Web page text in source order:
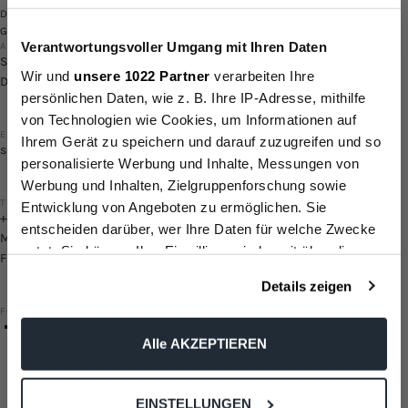
Verantwortungsvoller Umgang mit Ihren Daten
Wir und unsere 1022 Partner verarbeiten Ihre
persönlichen Daten, wie z. B. Ihre IP-Adresse, mithilfe
von Technologien wie Cookies, um Informationen auf
Ihrem Gerät zu speichern und darauf zuzugreifen und so
personalisierte Werbung und Inhalte, Messungen von
Werbung und Inhalten, Zielgruppenforschung sowie
Entwicklung von Angeboten zu ermöglichen. Sie
entscheiden darüber, wer Ihre Daten für welche Zwecke
nutzt. Sie können Ihre Einwilligung jederzeit über die
Trigger Symbol ändern oder widerrufen
Wenn Sie es erlauben, würden wir auch gerne:
welche bis auf einige Meter genau sein können
Details zeigen
Alle AKZEPTIEREN
EINSTELLUNGEN
Diese Website ist durch hCaptcha geschützt und es gelten die
Geschäftsbedingungen
ADDRESSE
Sylbeckestraße 20, 32756 Detmold
Deutschland
EMAIL
support@metallbude.de
TELEFON
+495231/5004949
Mo - Do: 09-15 Uhr
Fr: 09-13 Uhr
FOLLOW US
auf deine erste
Bestellung.
Bis zu 30% Rabatt
5% (ab 150€)
10% (ab 250€)
15% (ab 400€) 🔥
Email
Anmelden und sparen!
WICHTIG: Im Anschluss erhältst du eine E-Mail
(Bitte schaue auch unbedingt im SPAM nach) mit
einem Link, um deine Anmeldung zum